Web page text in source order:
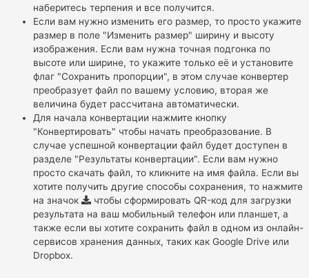
наберитесь терпения и все получится.
Если вам нужно изменить его размер, то просто укажите
размер в поле "Изменить размер" ширину и высоту
изображения. Если вам нужна точная подгонка по
высоте или ширине, то укажите только её и установите
флаг "Сохранить пропорции", в этом случае конвертер
преобразует файл по вашему условию, вторая же
величина будет рассчитана автоматически.
Для начала конвертации нажмите кнопку
"Конвертировать" чтобы начать преобразование. В
случае успешной конвертации файл будет доступен в
разделе "Результаты конвертации". Если вам нужно
просто скачать файл, то кликните на имя файла. Если вы
хотите получить другие способы сохранения, то нажмите
на значок
чтобы сформировать QR-код для загрузки
результата на ваш мобильный телефон или планшет, а
также если вы хотите сохранить файл в одном из онлайн-
сервисов хранения данных, таких как Google Drive или
Dropbox.